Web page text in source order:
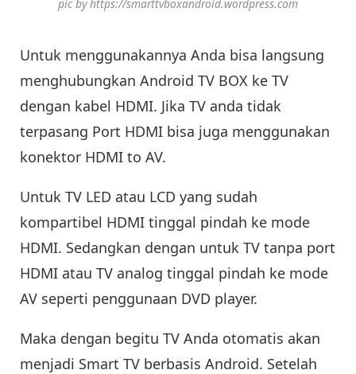
pic by https://smarttvboxandroid.wordpress.com
Untuk menggunakannya Anda bisa langsung
menghubungkan Android TV BOX ke TV
dengan kabel HDMI. Jika TV anda tidak
terpasang Port HDMI bisa juga menggunakan
konektor HDMI to AV.
Untuk TV LED atau LCD yang sudah
kompartibel HDMI tinggal pindah ke mode
HDMI. Sedangkan dengan untuk TV tanpa port
HDMI atau TV analog tinggal pindah ke mode
AV seperti penggunaan DVD player.
Maka dengan begitu TV Anda otomatis akan
menjadi Smart TV berbasis Android. Setelah